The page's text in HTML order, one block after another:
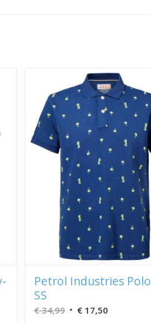
Petrol Industries Polo
SS
€34,99 Oorspronkelijke
€17,50Huidige